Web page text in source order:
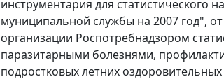
инструментария для статистического
муниципальной службы на 2007 год",
организации Роспотребнадзором
паразитарными болезнями,
подростковых летних